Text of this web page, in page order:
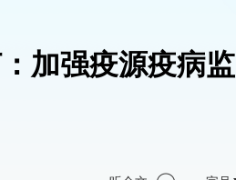
加强疫源疫病监